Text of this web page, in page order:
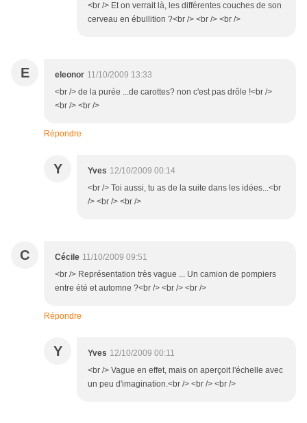
<br /> Et on verrait là, les différentes couches de son
cerveau en ébullition ?<br /> <br /> <br />
E eleonor 11/10/2009 13:33
<br /> de la purée ...de carottes? non c'est pas drôle !<br />
<br /> <br />
Répondre
Y Yves 12/10/2009 00:14
<br /> Toi aussi, tu as de la suite dans les idées...<br
/> <br /> <br />
C Cécile 11/10/2009 09:51
<br /> Représentation très vague ... Un camion de pompiers
entre été et automne ?<br /> <br /> <br />
Répondre
Y Yves 12/10/2009 00:11
<br /> Vague en effet, mais on aperçoit l'échelle avec
un peu d'imagination.<br /> <br /> <br />